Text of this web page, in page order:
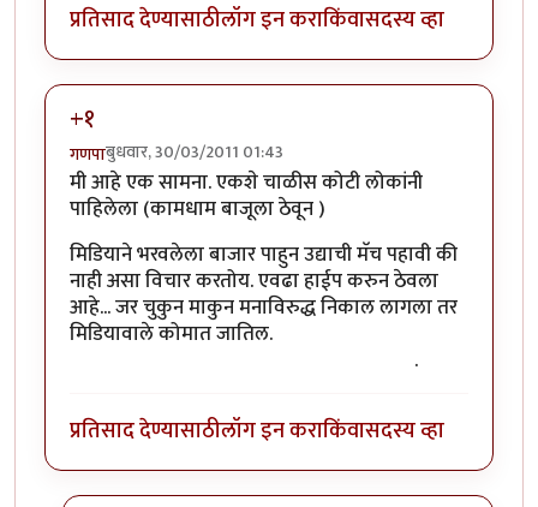
प्रतिसाद देण्यासाठीलॉग इन कराकिंवासदस्य व्हा
+१
गणपाबुधवार, 30/03/2011 01:43
मी आहे एक सामना. एकशे चाळीस कोटी लोकांनी
पाहिलेला (कामधाम बाजूला ठेवून )
मिडियाने भरवलेला बाजार पाहुन उद्याची मॅच पहावी की
नाही असा विचार करतोय. एवढा हाईप करुन ठेवला
आहे... जर चुकुन माकुन मनाविरुद्ध निकाल लागला तर
मिडियावाले कोमात जातिल.
.
प्रतिसाद देण्यासाठीलॉग इन कराकिंवासदस्य व्हा